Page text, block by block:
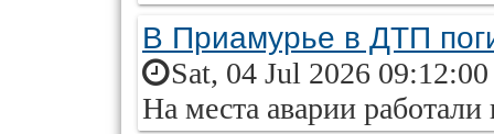
В Приамурье в ДТП
Sat, 04 Jul 2026
На места аварии